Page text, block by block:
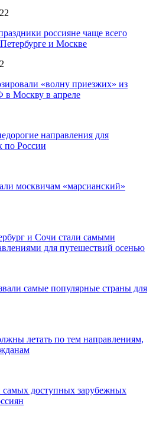
россияне чаще всего
и Москве
«волну приезжих» из
в Москву в апреле
направления для
по России
москвичам «марсианский»
и Сочи стали самыми
для путешествий осенью
самые популярные страны для
летать по тем направлениям,
самых доступных зарубежных